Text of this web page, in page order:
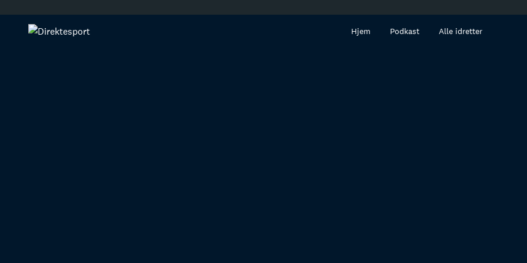
innhold
Hjem Podkast Alle idretter